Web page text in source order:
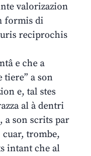
valorizazion
formis di
reciprochis
e che a
a son
e, tal stes
al à dentri
a son scrits par
trombe,
intant che al